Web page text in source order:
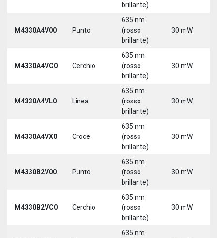
brillante)
M4330A4V00 Punto
635 nm
(rosso
brillante)
30 mW
M4330A4VC0 Cerchio
635 nm
(rosso
brillante)
30 mW
M4330A4VL0 Linea
635 nm
(rosso
brillante)
30 mW
M4330A4VX0 Croce
635 nm
(rosso
brillante)
30 mW
M4330B2V00 Punto
635 nm
(rosso
brillante)
30 mW
M4330B2VC0 Cerchio
635 nm
(rosso
brillante)
30 mW
635 nm